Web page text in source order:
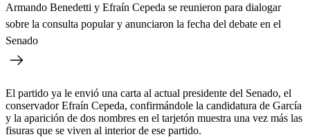
Armando Benedetti y Efraín Cepeda se reunieron para dialogar
sobre la consulta popular y anunciaron la fecha del debate en el
Senado
El partido ya le envió una carta al actual presidente del Senado, el
conservador Efraín Cepeda, confirmándole la candidatura de García
y la aparición de dos nombres en el tarjetón muestra una vez más las
fisuras que se viven al interior de ese partido.